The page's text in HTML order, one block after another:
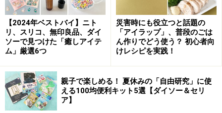
次のページへ
【2024年ベストバイ】ニト
リ、スリコ、無印良品、ダイ
ソーで見つけた「癒しアイテ
ム」厳選6つ
災害時にも役立つと話題の
「アイラップ」、普段のごは
ん作りでどう使う？ 初心者向
けレシピを実践！
親子で楽しめる！ 夏休みの「自由研究」に使
える100均便利キット5選【ダイソー＆セリ
ア】